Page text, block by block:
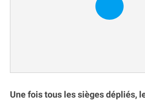
Une fois tous les sièges dépliés,